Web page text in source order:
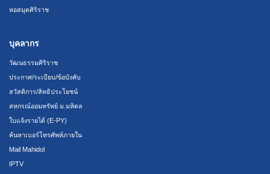
หอสมุดศิริราช
บุคลากร
วัฒนธรรมศิริราช
ประกาศ/ระเบียบ/ข้อบังคับ
สวัสดิการ/สิทธิประโยชน์
สหกรณ์ออมทรัพย์ ม.มหิดล
ใบแจ้งรายได้ (E-PY)
ค้นหาเบอร์โทรศัพท์ภายใน
Mail Mahidol
IPTV